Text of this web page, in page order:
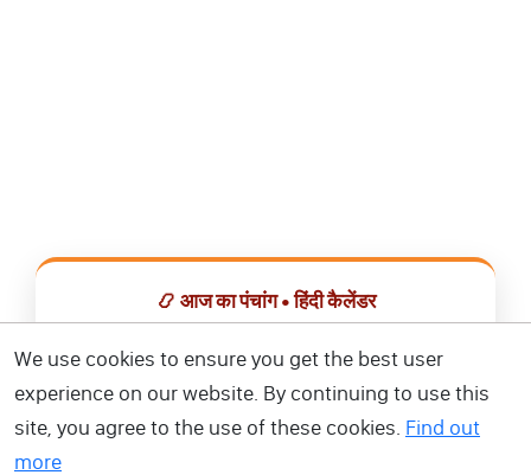
📿 आज का पंचांग • हिंदी कैलेंडर
📅 हिंदी कैलेंडर ऐप डाउनलोड करें
We use cookies to ensure you get the best user
experience on our website. By continuing to use this
site, you agree to the use of these cookies. Find out
more